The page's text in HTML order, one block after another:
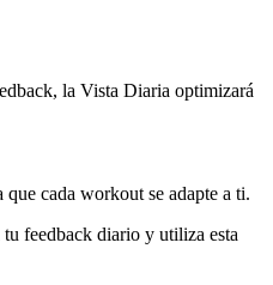
la Vista Diaria optimizará
cada workout se adapte a ti.
feedback diario y utiliza esta